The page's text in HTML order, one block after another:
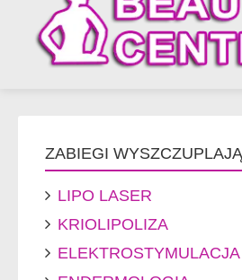
ZABIEGI
LIPO LASER
KRIOLIPOLIZA